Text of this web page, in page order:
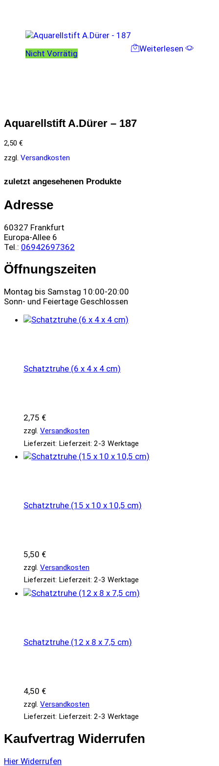
Nicht Vorrätig Weiterlesen
Aquarellstift A.Dürer – 187
2,50 €
zzgl. Versandkosten
zuletzt angesehenen Produkte
Adresse
60327 Frankfurt
Europa-Allee 6
Tel.: 06942697362
Öffnungszeiten
Montag bis Samstag 10:00-20:00
Sonn- und Feiertage Geschlossen
Schatztruhe (6 x 4 x 4 cm)
2,75 €
zzgl. Versandkosten
Lieferzeit: Lieferzeit: 2-3 Werktage
Schatztruhe (15 x 10 x 10,5 cm)
5,50 €
zzgl. Versandkosten
Lieferzeit: Lieferzeit: 2-3 Werktage
Schatztruhe (12 x 8 x 7,5 cm)
4,50 €
zzgl. Versandkosten
Lieferzeit: Lieferzeit: 2-3 Werktage
Kaufvertrag Widerrufen
Hier Widerrufen